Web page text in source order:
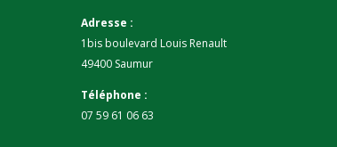
Adresse :
1bis boulevard Louis Renault
49400 Saumur
Téléphone :
07 59 61 06 63